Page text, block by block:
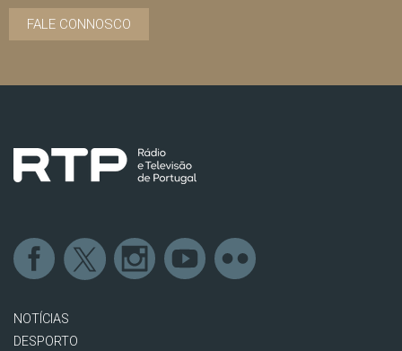
FALE CONNOSCO
NOTÍCIAS
DESPORTO